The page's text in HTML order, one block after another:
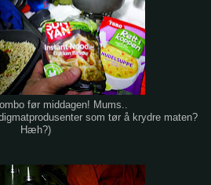
før middagen! Mums..
som tør å krydre maten?
Hæh?)